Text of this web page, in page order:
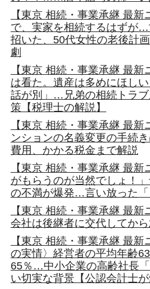
【東京 相続・事業承継 最
で、実家を相続するはずが
招いた、50代女性の老後計
劇
【東京 相続・事業承継 最新
は看た。遺産は多めにほし
話が別」…兄弟の相続トラ
策【税理士の解説】
【東京 相続・事業承継 最
ンションの名義変更の手続
費用、かかる税金まで解説
【東京 相続・事業承継 最
がもらうのが当然でしょ！
の不満が爆発…言い放った「
【東京 相続・事業承継 最
会社は後継者に交代してか
【東京 相続・事業承継 最
の実情〉経営者の平均年齢
65％…中小企業の高齢社長
い切実な背景【公認会計士が